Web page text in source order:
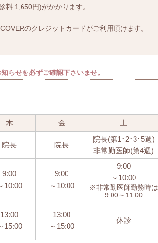
料:1,650円)がかかります。
のクレジットカードがご利用頂けます。
らせを必ずご確認下さいませ。
木 金 土
院長 院長
院長(第1･2･3･5週)
非常勤医師(第4週)
9:00
10:00
9:00
～10:00
9:00
～10:00
※非常勤医師勤務時は
9:00～11:00
13:00
15:00
13:00
～15:00
休診